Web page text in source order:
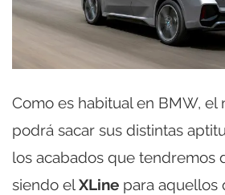
Como es habitual en BMW, el
podrá sacar sus distintas
los acabados que tendremos
siendo elXLine para aquellos